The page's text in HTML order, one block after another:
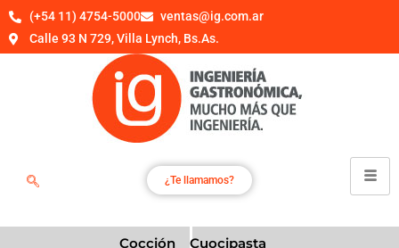
(+54 11) 4754-5000
ventas@ig.com.ar
Calle 93 N 729, Villa Lynch, Bs.As.
¿Te llamamos?
Cocción Cuocipasta